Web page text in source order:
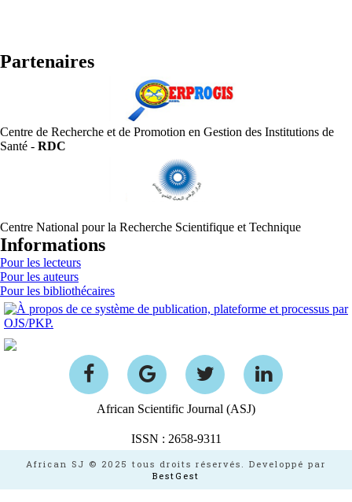
Partenaires
Centre de Recherche et de Promotion en Gestion des Institutions de
Santé - RDC
Centre National pour la Recherche Scientifique et Technique
Informations
Pour les lecteurs
Pour les auteurs
Pour les bibliothécaires
African Scientific Journal (ASJ)
ISSN : 2658-9311
African SJ © 2025 tous droits réservés. Developpé par
BestGest